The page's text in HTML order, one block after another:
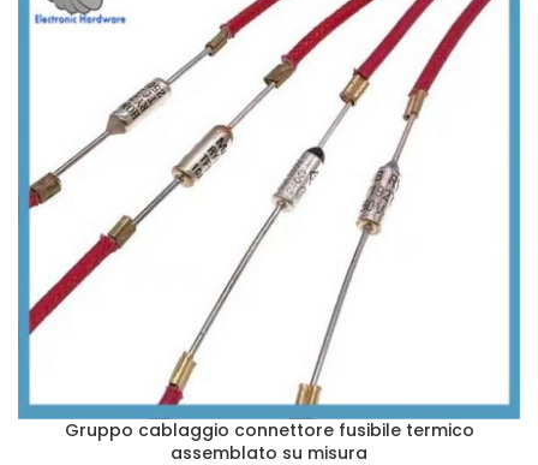
Gruppo cablaggio connettore fusibile termico
assemblato su misura